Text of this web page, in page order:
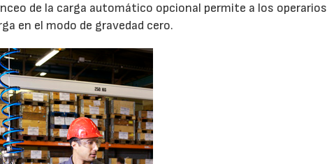
de la carga automático opcional permite a los operarios
en el modo de gravedad cero.